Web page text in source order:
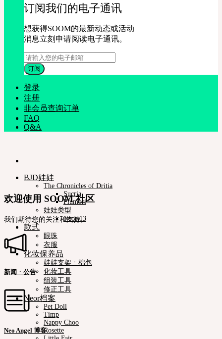
订阅我们的电子通讯
想获得SOOM的最新动态或活动
消息立刻申请阅读电子通讯。
登录
注册
非会员查询订单
FAQ
Q&A
BJD娃娃
The Chronicles of Dritia
Sucria
Plumori
娃娃类型
Neor 13
款式
眼珠
衣服
化妆保养品
娃娃支架ㆍ棉包
化妆工具
组装工具
修正工具
Neor档案
Pet Doll
Timp
Nappy Choo
Rosette
欢迎使用 SOOM 社区
我们期待您的关注和支持。
新闻ㆍ公告
Neo Angel 博客